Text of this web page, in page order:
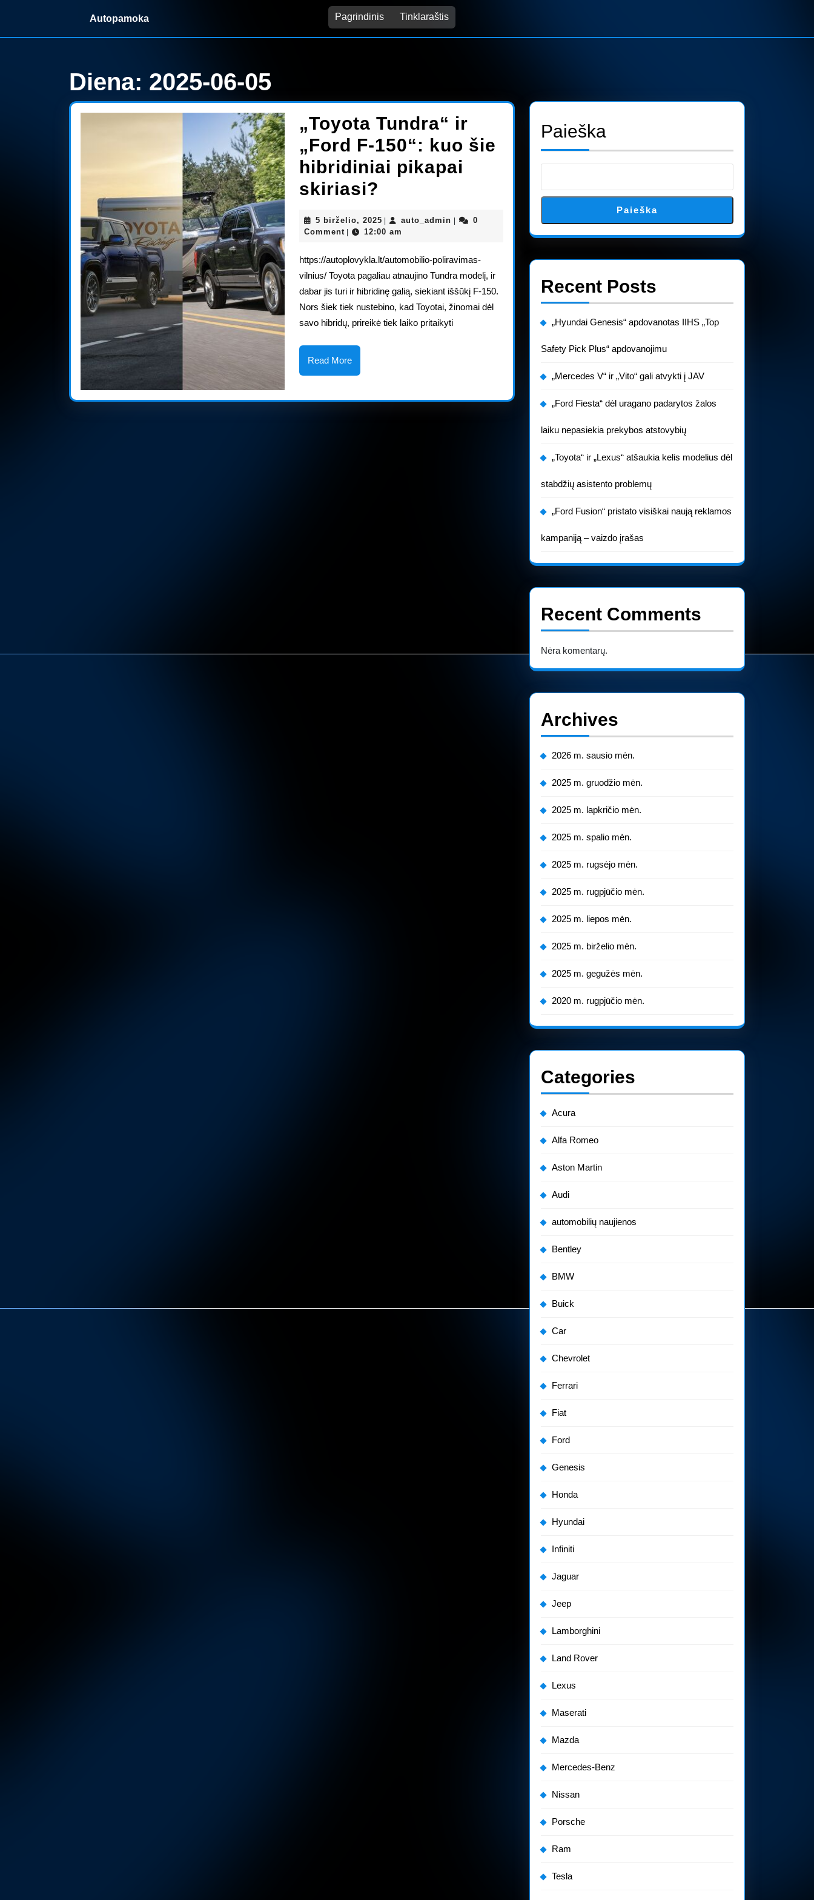
Autopamoka Pagrindinis Tinklaraštis
Diena: 2025-06-05
„Toyota Tundra“ ir
„Ford F-150“: kuo šie
hibridiniai pikapai
skiriasi?
ir
„Ford
F-
150“:
kuo
skiriasi?
5 birželio, 2025 5
birželio,
auto_admin auto_admin
0
Comment
12:00 am
https://autoplovykla.lt/automobilio-poliravimas-
vilnius/ Toyota pagaliau atnaujino Tundra modelį, ir
dabar jis turi ir hibridinę galią, siekiant iššūkį F-150.
Nors šiek tiek nustebino, kad Toyotai, žinomai dėl
savo hibridų, prireikė tiek laiko pritaikyti
Read MoreRead
More
Paieška
Paieška
Recent Posts
„Hyundai Genesis“ apdovanotas IIHS „Top
Safety Pick Plus“ apdovanojimu
„Mercedes V“ ir „Vito“ gali atvykti į JAV
„Ford Fiesta“ dėl uragano padarytos žalos
laiku nepasiekia prekybos atstovybių
„Toyota“ ir „Lexus“ atšaukia kelis modelius dėl
stabdžių asistento problemų
„Ford Fusion“ pristato visiškai naują reklamos
kampaniją – vaizdo įrašas
Recent Comments
Nėra komentarų.
Archives
2026 m. sausio mėn.
2025 m. gruodžio mėn.
2025 m. lapkričio mėn.
2025 m. spalio mėn.
2025 m. rugsėjo mėn.
2025 m. rugpjūčio mėn.
2025 m. liepos mėn.
2025 m. birželio mėn.
2025 m. gegužės mėn.
2020 m. rugpjūčio mėn.
Categories
Acura
Alfa Romeo
Aston Martin
Audi
automobilių naujienos
Bentley
BMW
Buick
Car
Chevrolet
Ferrari
Fiat
Ford
Genesis
Honda
Hyundai
Infiniti
Jaguar
Jeep
Lamborghini
Land Rover
Lexus
Maserati
Mazda
Mercedes-Benz
Nissan
Porsche
Ram
Tesla